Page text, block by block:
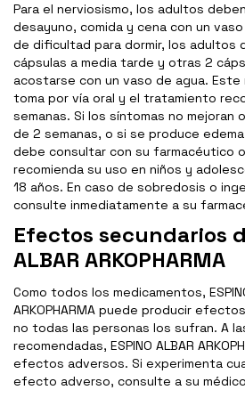
Para el nerviosismo, los adultos
desayuno, comida y cena con un
de dificultad para dormir, los adultos
cápsulas a media tarde y otras 2
acostarse con un vaso de agua. Este
toma por vía oral y el tratamiento
semanas. Si los síntomas no mejoran
de 2 semanas, o si se produce
debe consultar con su farmacéutico
recomienda su uso en niños y
18 años. En caso de sobredosis o
consulte inmediatamente a su
Efectos secundarios
ALBAR ARKOPHARMA
Como todos los medicamentos,
ARKOPHARMA puede producir
no todas las personas los sufran. A
recomendadas, ESPINO ALBAR
efectos adversos. Si experimenta
efecto adverso, consulte a su